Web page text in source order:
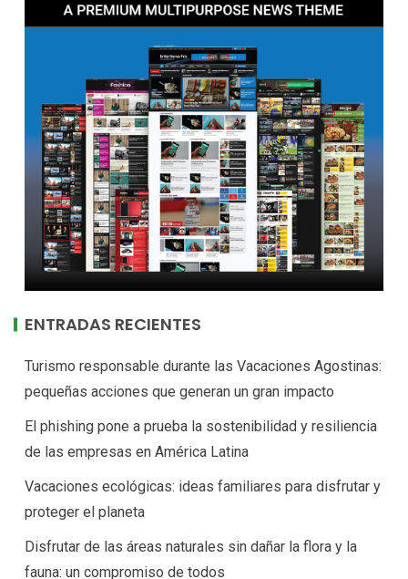
ENTRADAS RECIENTES
Turismo responsable durante las Vacaciones Agostinas:
pequeñas acciones que generan un gran impacto
El phishing pone a prueba la sostenibilidad y resiliencia
de las empresas en América Latina
Vacaciones ecológicas: ideas familiares para disfrutar y
proteger el planeta
Disfrutar de las áreas naturales sin dañar la flora y la
fauna: un compromiso de todos